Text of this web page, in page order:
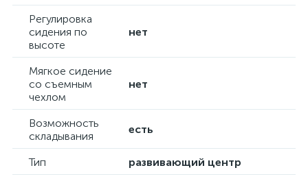
Регулировка
сидения по
высоте
нет
Мягкое сидение
со съемным
чехлом
нет
Возможность
складывания
есть
Тип
развивающий центр